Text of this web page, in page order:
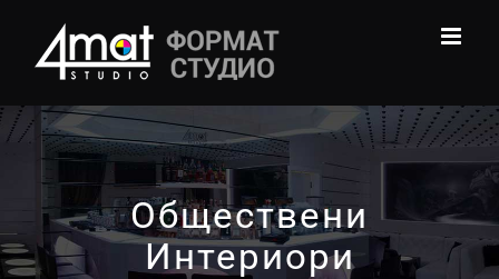
content
Обществени
Интериори